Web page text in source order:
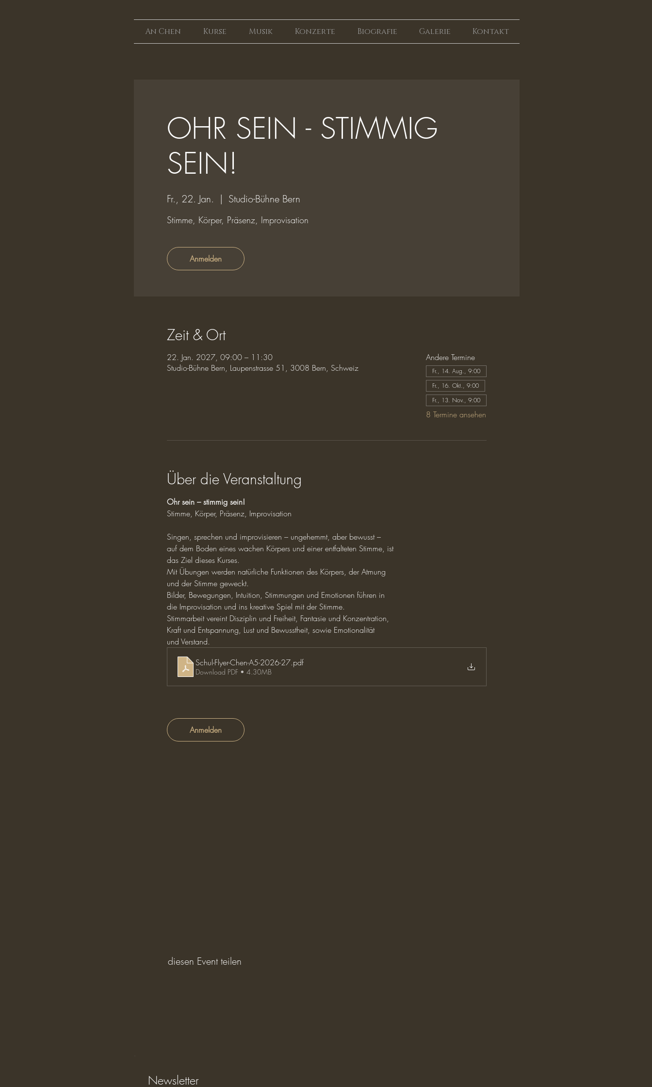
An Chen Kurse Musik Konzerte Biografie Galerie Kontakt
OHR SEIN - STIMMIG
SEIN!
Fr., 22. Jan.
  |
Studio-Bühne Bern
Stimme, Körper, Präsenz, Improvisation
Anmelden
Zeit & Ort
22. Jan. 2027, 09:00 – 11:30
Studio-Bühne Bern, Laupenstrasse 51, 3008 Bern, Schweiz
Andere Termine
Fr., 14. Aug., 9:00
Fr., 16. Okt., 9:00
Fr., 13. Nov., 9:00
8 Termine ansehen
Über die Veranstaltung
Ohr sein – stimmig sein!
Stimme, Körper, Präsenz, Improvisation
Singen, sprechen und improvisieren – ungehemmt, aber bewusst –
auf dem Boden eines wachen Körpers und einer entfalteten Stimme, ist
das Ziel dieses Kurses.
Mit Übungen werden natürliche Funktionen des Körpers, der Atmung
und der Stimme geweckt.
Bilder, Bewegungen, Intuition, Stimmungen und Emotionen führen in
die Improvisation und ins kreative Spiel mit der Stimme.
Stimmarbeit vereint Disziplin und Freiheit, Fantasie und Konzentration,
Kraft und Entspannung, Lust und Bewusstheit, sowie Emotionalität
und Verstand.
Schul-Flyer-Chen-A5-2026-27.pdf
Download PDF • 4.30MB
Anmelden
diesen Event teilen
Newsletter